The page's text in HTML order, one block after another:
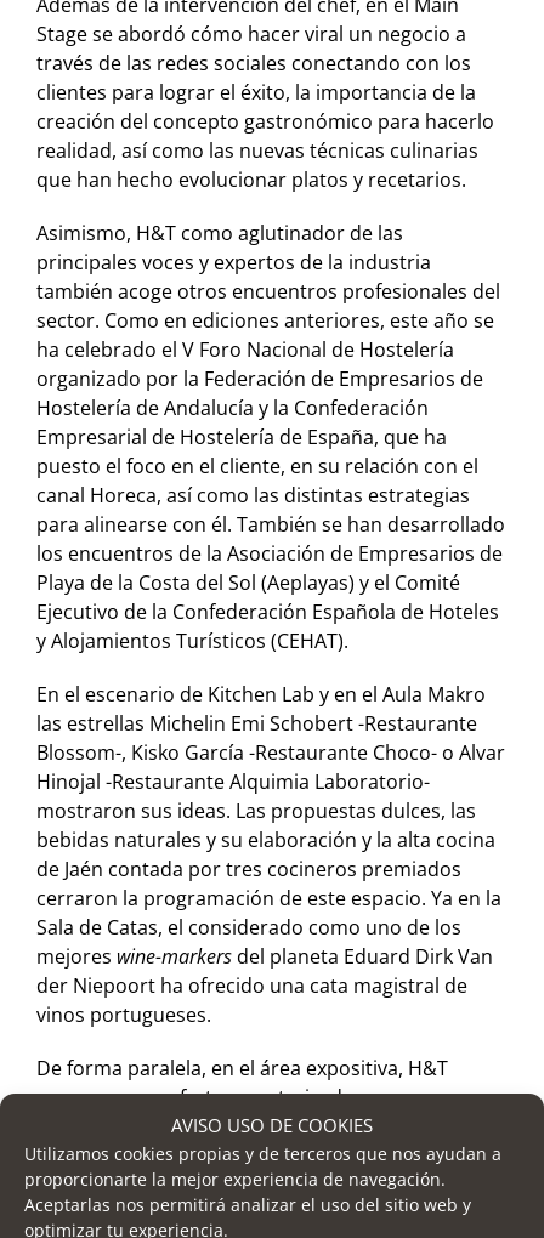
AVISO USO DE COOKIES
Utilizamos cookies propias y de terceros que nos ayudan a
proporcionarte la mejor experiencia de navegación.
Aceptarlas nos permitirá analizar el uso del sitio web y
optimizar tu experiencia.
Stage se abordó cómo hacer viral un negocio a
través de las redes sociales conectando con los
clientes para lograr el éxito, la importancia de la
creación del concepto gastronómico para hacerlo
realidad, así como las nuevas técnicas culinarias
que han hecho evolucionar platos y recetarios.
Asimismo, H&T como aglutinador de las
principales voces y expertos de la industria
también acoge otros encuentros profesionales del
sector. Como en ediciones anteriores, este año se
ha celebrado el V Foro Nacional de Hostelería
organizado por la Federación de Empresarios de
Hostelería de Andalucía y la Confederación
Empresarial de Hostelería de España, que ha
puesto el foco en el cliente, en su relación con el
canal Horeca, así como las distintas estrategias
para alinearse con él. También se han desarrollado
los encuentros de la Asociación de Empresarios de
Playa de la Costa del Sol (Aeplayas) y el Comité
Ejecutivo de la Confederación Española de Hoteles
y Alojamientos Turísticos (CEHAT).
En el escenario de Kitchen Lab y en el Aula Makro
las estrellas Michelin Emi Schobert -Restaurante
Blossom-, Kisko García -Restaurante Choco- o Alvar
Hinojal -Restaurante Alquimia Laboratorio-
mostraron sus ideas. Las propuestas dulces, las
bebidas naturales y su elaboración y la alta cocina
de Jaén contada por tres cocineros premiados
cerraron la programación de este espacio. Ya en la
Sala de Catas, el considerado como uno de los
mejores wine-markersdel planeta Eduard Dirk Van
der Niepoort ha ofrecido una cata magistral de
vinos portugueses.
De forma paralela, en el área expositiva, H&T
congrega una oferta caracterizada por su
heterogeneidad y amplitud, contando desde
empresas fabricantes hasta distribuidoras
procedentes de toda España y de otros países
como Italia, Portugal, Reino Unido, Holanda o